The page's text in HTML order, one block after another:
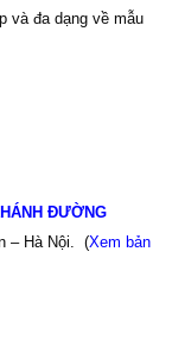
và đa dạng về mẫu
ĐƯỜNG
– Hà Nội. (Xem bản